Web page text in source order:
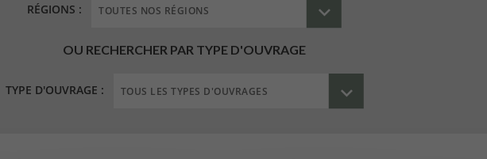
RÉGIONS :
OU RECHERCHER PAR TYPE D'OUVRAGE
TYPE D'OUVRAGE :